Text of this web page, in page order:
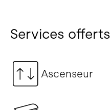
Services offerts
Ascenseur